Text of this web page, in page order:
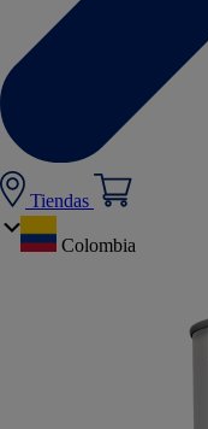
Tiendas
Colombia